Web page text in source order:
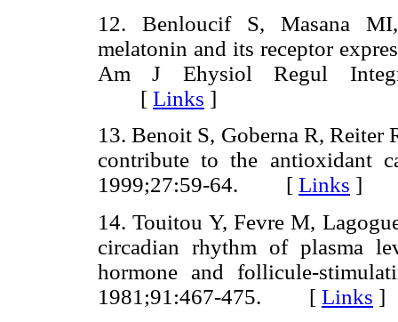
12. Benloucif S, Masana
melatonin and its receptor
Am J Ehysiol Regul
[ Links ]
13. Benoit S, Goberna R,
contribute to the antioxidant
1999;27:59-64. [ Links ]
14. Touitou Y, Fevre M,
circadian rhythm of plasma
hormone and follicule-
1981;91:467-475. [ Links ]